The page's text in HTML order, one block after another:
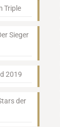
Triple
Sieger
2019
der